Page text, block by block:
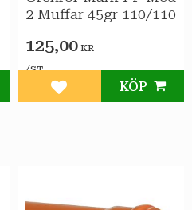
2 Muffar 45gr 110/110
125,00 KR
/ST
Lägg till i favoriter
KÖP